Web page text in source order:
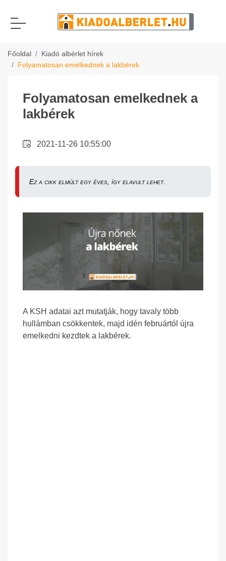
Főoldal
Kiadó albérlet hírek
Folyamatosan emelkednek a lakbérek
Folyamatosan emelkednek a
lakbérek
2021-11-26 10:55:00
Ez a cikk elmúlt egy éves, így elavult lehet.
A KSH adatai azt mutatják, hogy tavaly több
hullámban csökkentek, majd idén februártól újra
emelkedni kezdtek a lakbérek.